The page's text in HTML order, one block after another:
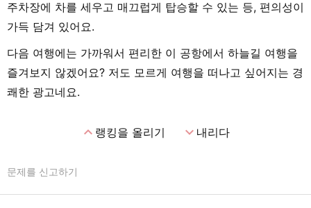
주차장에 차를 세우고 매끄럽게 탑승할 수 있는 등, 편의성이
가득 담겨 있어요.
다음 여행에는 가까워서 편리한 이 공항에서 하늘길 여행을
즐겨보지 않겠어요? 저도 모르게 여행을 떠나고 싶어지는 경
쾌한 광고네요.
expand_less랭킹을 올리기 expand_more내리다
문제를 신고하기